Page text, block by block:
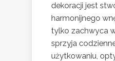
dekoracji jest
harmonijnego
tylko zachwyca
sprzyja
użytkowaniu,